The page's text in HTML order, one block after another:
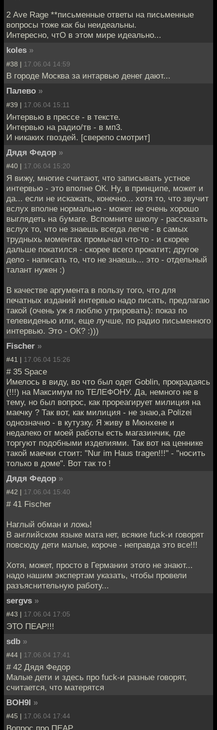
2 Ave Rage **письменные ответы на письменные
вопросы тоже как бы неидеальны.
Интересно, чтО в этом мире идеально...
koles »
#38 | 17.06.04 14:59
В городе Москва за интарвью денег дают...
Палево »
#39 | 17.06.04 15:11
Интервью в прессе - в тексте.
Интервью на радио/тв - в мп3.
И никаких гвоздей. [сверепо смотрит]
Дядя Федор »
#40 | 17.06.04 15:20
Я вижу, многие считают, что записывать устное
интервью - это вполне ОК. Ну, в принципе, может и
да... если не искажать, конечно... хотя то, что звучит
вслух вполне нормально - может не очень хорошо
выглядеть на бумаге. Вспомните школу - рассказать
вслух то, что не знаешь всегда легче - в самых
трудныхь моментах промычал что-то - и скорее
дальше покатился - скорее всего прокатит; другое
дело - написать то, что не знаешь... это - отдельный
талант нужен :)
В качестве аргумента в пользу того, что для
печатных изданий интервью надо писать, предлагаю
такой (очень уж я люблю утрировать): показ по
телевиденью или, еще лучше, по радио письменного
интервью. Это - ОК? :)))
Fischer »
#41 | 17.06.04 15:26
# 35 Space
Имелось в виду, во что был одет Goblin, прокрадаясь
(!!!) на Максимум по ТЕЛЕФОНУ. Да, немного не в
тему, но был вопрос, как прореагирует милиция на
маечку ? Так вот, как милиция - не знаю,а Polizei
однозначно - в кутузку. Я живу в Мюнхене и
недалеко от моей работы есть магазинчик, где
торгуют подобными изделиями. Так вот на ценнике
такой маечки стоит: "Nur im Haus tragen!!!" - "носить
только в доме". Вот так то !
Дядя Федор »
#42 | 17.06.04 15:40
# 41 Fischer
Наглый обман и ложь!
В английском языке мата нет, вcякие fuck-и говорят
повсюду дети малые, короче - неправда это все!!!
Хотя, может, просто в Германии этого не знают...
надо нашим экспертам указать, чтобы провели
разъяснительную работу...
sergvs »
#43 | 17.06.04 17:05
ЭТО ПЕАР!!!
sdb »
#44 | 17.06.04 17:41
# 42 Дядя Федор
Малые дети и здесь про fuck-и разные говорят,
считается, что матерятся
BOH9I »
#45 | 17.06.04 17:44
Вопрос про ПЕАР.